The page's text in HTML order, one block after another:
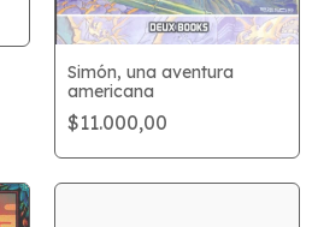
Simón, una aventura
americana
$11.000,00